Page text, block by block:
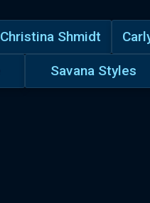
Christina Shmidt
Savana Styles